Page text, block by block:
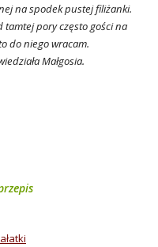
na spodek pustej filiżanki.
tamtej pory często gości na
do niego wracam.
Małgosia.